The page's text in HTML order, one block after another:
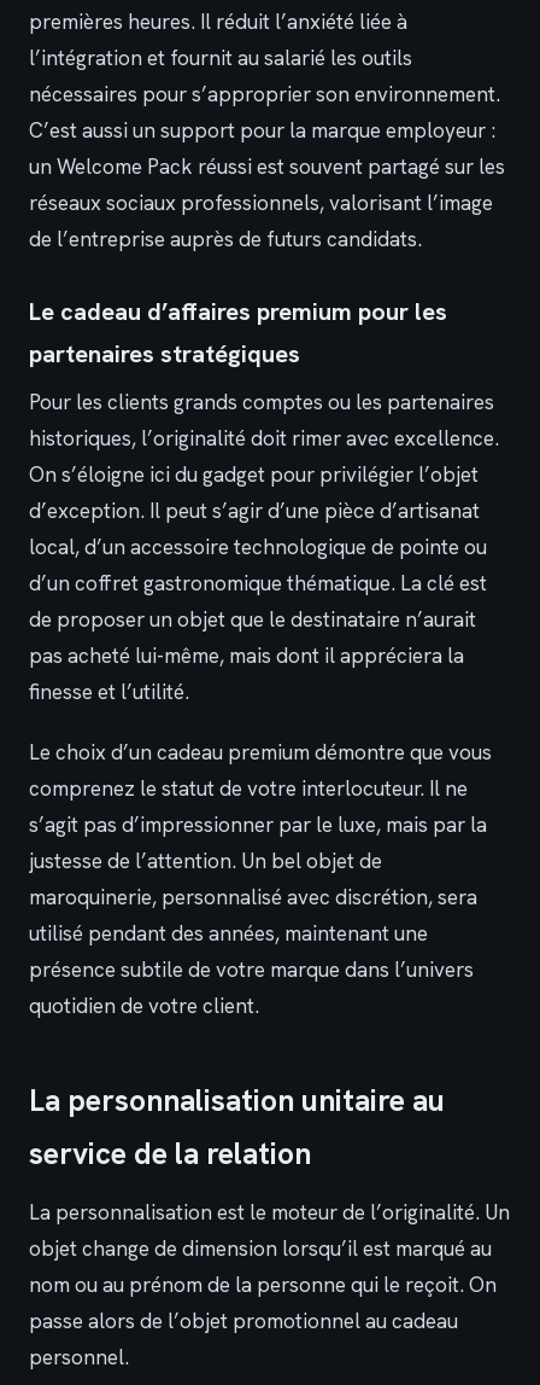
premières heures. Il réduit l’anxiété liée à
l’intégration et fournit au salarié les outils
nécessaires pour s’approprier son environnement.
C’est aussi un support pour la marque employeur :
un Welcome Pack réussi est souvent partagé sur les
réseaux sociaux professionnels, valorisant l’image
de l’entreprise auprès de futurs candidats.
Le cadeau d’affaires premium pour les
partenaires stratégiques
Pour les clients grands comptes ou les partenaires
historiques, l’originalité doit rimer avec excellence.
On s’éloigne ici du gadget pour privilégier l’objet
d’exception. Il peut s’agir d’une pièce d’artisanat
local, d’un accessoire technologique de pointe ou
d’un coffret gastronomique thématique. La clé est
de proposer un objet que le destinataire n’aurait
pas acheté lui-même, mais dont il appréciera la
finesse et l’utilité.
Le choix d’un cadeau premium démontre que vous
comprenez le statut de votre interlocuteur. Il ne
s’agit pas d’impressionner par le luxe, mais par la
justesse de l’attention. Un bel objet de
maroquinerie, personnalisé avec discrétion, sera
utilisé pendant des années, maintenant une
présence subtile de votre marque dans l’univers
quotidien de votre client.
La personnalisation unitaire au
service de la relation
La personnalisation est le moteur de l’originalité. Un
objet change de dimension lorsqu’il est marqué au
nom ou au prénom de la personne qui le reçoit. On
passe alors de l’objet promotionnel au cadeau
personnel.